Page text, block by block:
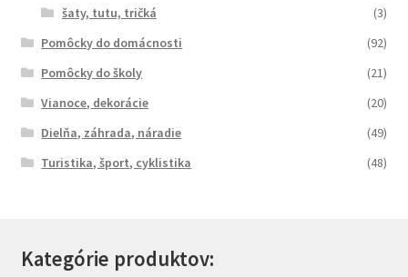
šaty, tutu, tričká
(3)
Pomôcky do domácnosti
(92)
Pomôcky do školy
(21)
Vianoce, dekorácie
(20)
Dielňa, záhrada, náradie
(49)
Turistika, šport, cyklistika
(48)
Kategórie produktov: